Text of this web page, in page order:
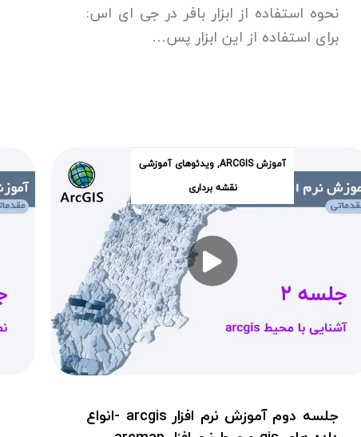
نحوه استفاده از ابزار بافر در جی ای اس:
برای استفاده از این ابزار پس…
آموزش ARCGIS ,ویدئوهای آموزشی
نقشه برداری
جلسه دوم آموزش نرم افزار arcgis -انواع